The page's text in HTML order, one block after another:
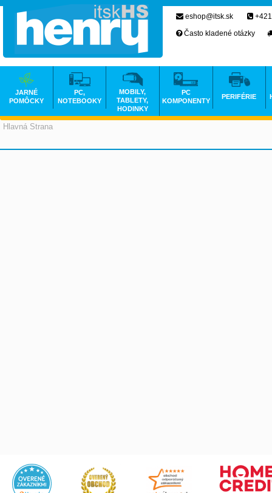
Hlavná Strana
eshop@itsk.sk
Často kladené otázky
JARNÉ
POMÔCKY
PC,
NOTEBOOKY
MOBILY,
TABLETY,
HODINKY
PC
KOMPONENTY
PERIFÉRIE